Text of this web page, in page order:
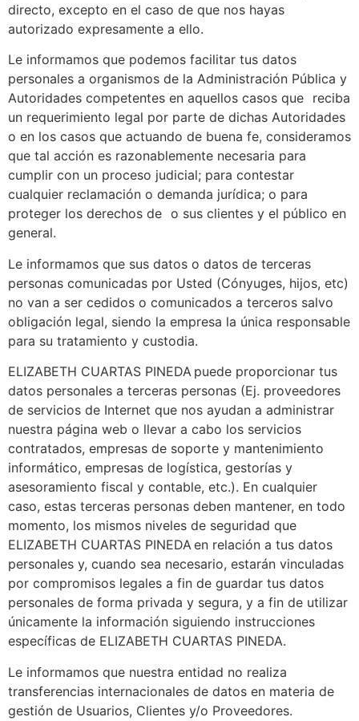
directo, excepto en el caso de que nos hayas
autorizado expresamente a ello.
Le informamos que podemos facilitar tus datos
personales a organismos de la Administración Pública y
Autoridades competentes en aquellos casos que reciba
un requerimiento legal por parte de dichas Autoridades
o en los casos que actuando de buena fe, consideramos
que tal acción es razonablemente necesaria para
cumplir con un proceso judicial; para contestar
cualquier reclamación o demanda jurídica; o para
proteger los derechos de o sus clientes y el público en
general.
Le informamos que sus datos o datos de terceras
personas comunicadas por Usted (Cónyuges, hijos, etc)
no van a ser cedidos o comunicados a terceros salvo
obligación legal, siendo la empresa la única responsable
para su tratamiento y custodia.
ELIZABETH CUARTAS PINEDA puede proporcionar tus
datos personales a terceras personas (Ej. proveedores
de servicios de Internet que nos ayudan a administrar
nuestra página web o llevar a cabo los servicios
contratados, empresas de soporte y mantenimiento
informático, empresas de logística, gestorías y
asesoramiento fiscal y contable, etc.). En cualquier
caso, estas terceras personas deben mantener, en todo
momento, los mismos niveles de seguridad que
ELIZABETH CUARTAS PINEDA en relación a tus datos
personales y, cuando sea necesario, estarán vinculadas
por compromisos legales a fin de guardar tus datos
personales de forma privada y segura, y a fin de utilizar
únicamente la información siguiendo instrucciones
específicas de ELIZABETH CUARTAS PINEDA.
Le informamos que nuestra entidad no realiza
transferencias internacionales de datos en materia de
gestión de Usuarios, Clientes y/o Proveedores.